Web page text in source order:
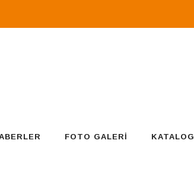
FOTO GALERI KATALOG